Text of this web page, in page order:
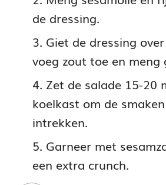
de dressing.
Giet de dressing
voeg zout toe en meng
Zet de salade 15-20
koelkast om de
intrekken.
Garneer met
een extra crunch.